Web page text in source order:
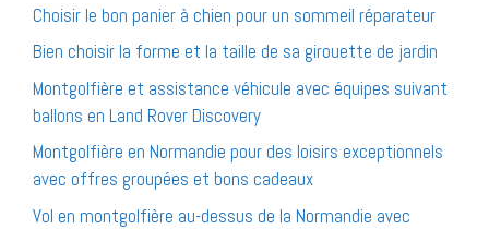
Choisir le bon panier à chien pour un sommeil réparateur
Bien choisir la forme et la taille de sa girouette de jardin
Montgolfière et assistance véhicule avec équipes suivant
ballons en Land Rover Discovery
Montgolfière en Normandie pour des loisirs exceptionnels
avec offres groupées et bons cadeaux
Vol en montgolfière au-dessus de la Normandie avec